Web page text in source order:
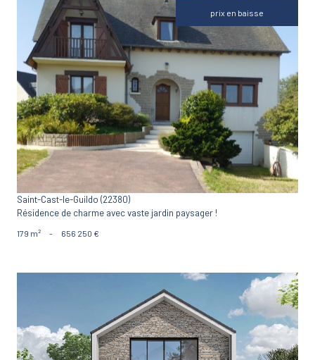
prix en baisse
VOIR LE BIEN
Saint-Cast-le-Guildo (22380)
Résidence de charme avec vaste jardin paysager !
179 m² - 656 250 €